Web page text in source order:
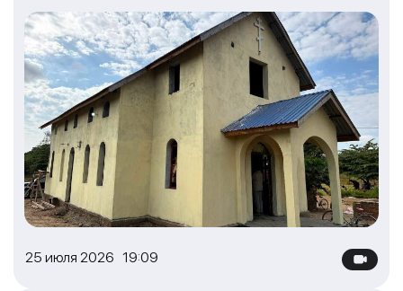
25 июля 2026 19:09